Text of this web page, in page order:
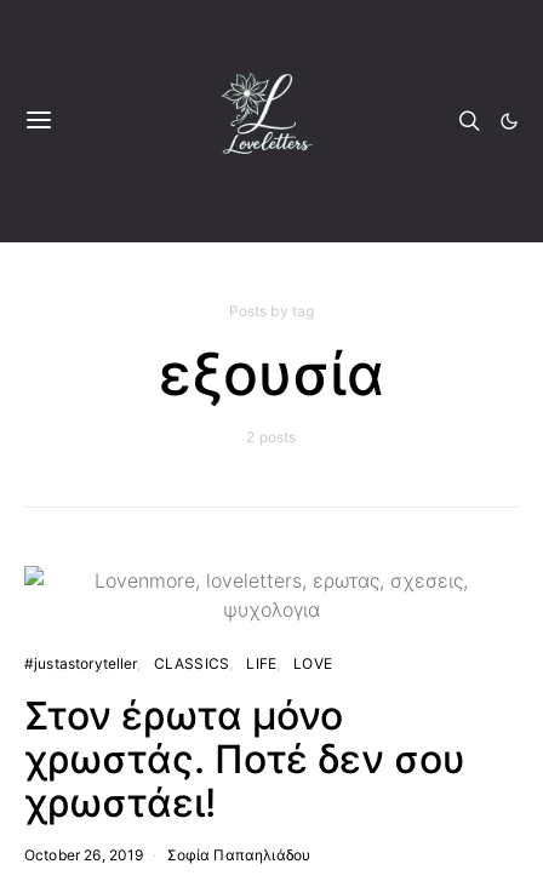
Posts by tag
εξουσία
2 posts
#justastoryteller CLASSICS LIFE LOVE
Στον έρωτα μόνο
χρωστάς. Ποτέ δεν σου
χρωστάει!
October 26, 2019 Σοφία Παπαηλιάδου